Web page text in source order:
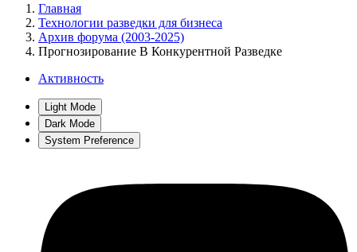
Главная
Технологии разведки для бизнеса
Архив форума (2003-2025)
Прогнозирование В Конкурентной Разведке
Активность
Light Mode
Dark Mode
System Preference